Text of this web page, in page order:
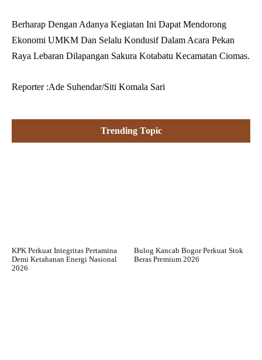
Berharap Dengan Adanya Kegiatan Ini Dapat Mendorong
Ekonomi UMKM Dan Selalu Kondusif Dalam Acara Pekan
Raya Lebaran Dilapangan Sakura Kotabatu Kecamatan Ciomas.
Reporter :Ade Suhendar/Siti Komala Sari
Trending Topic
KPK Perkuat Integritas Pertamina
Demi Ketahanan Energi Nasional
2026
Bulog Kancab Bogor Perkuat Stok
Beras Premium 2026